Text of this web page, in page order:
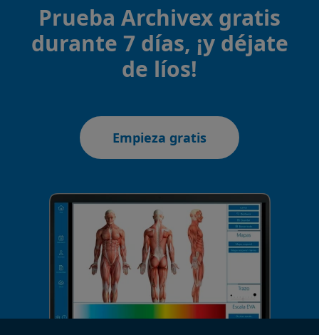
Prueba Archivex gratis
durante 7 días, ¡y déjate
de líos!
Empieza gratis